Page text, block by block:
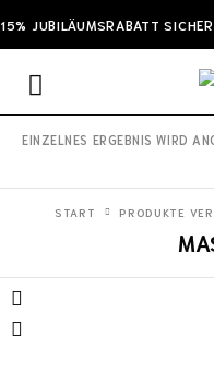
15% JUBILÄUMSRABATT
EINZELNES ERGEBNIS WIRD
START PRODUKTE